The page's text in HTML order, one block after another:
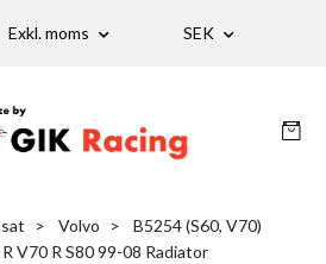
Exkl. moms SEK
Volvo
B5254 (S60, V70)
V70 R S80 99-08 Radiator